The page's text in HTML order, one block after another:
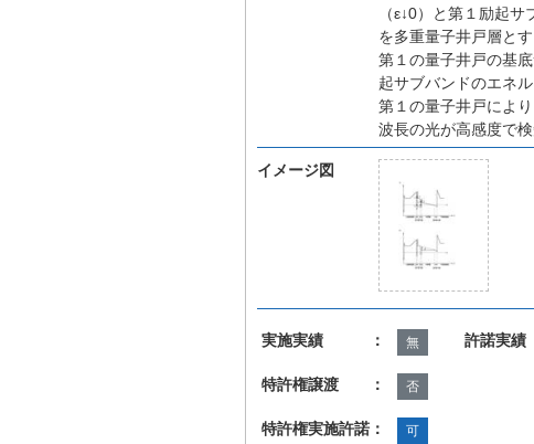
（ε↓0）と第１励起
を多重量子井戸層と
第１の量子井戸の基
起サブバンドのエネ
第１の量子井戸によ
波長の光が高感度で検
イメージ図
実施実績 ： 無 許諾実績
特許権譲渡 ： 否
特許権実施許諾： 可